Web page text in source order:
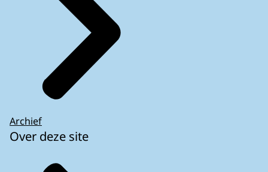
Archief
Over deze site